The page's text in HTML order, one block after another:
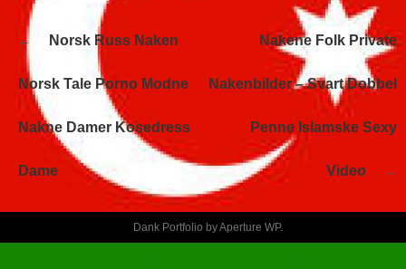
Navegación
de
entradas
Norsk Russ Naken
Norsk Tale Porno Modne
Nakne Damer Kosedress
Dame
Nakene Folk Private
Nakenbilder – Svart Dobbel
Penne Islamske Sexy
Video
Dank Portfolio byAperture WP.